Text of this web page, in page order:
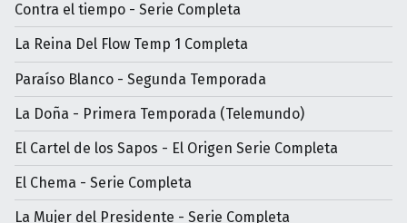
Contra el tiempo - Serie Completa
La Reina Del Flow Temp 1 Completa
Paraíso Blanco - Segunda Temporada
La Doña - Primera Temporada (Telemundo)
El Cartel de los Sapos - El Origen Serie Completa
El Chema - Serie Completa
La Mujer del Presidente - Serie Completa